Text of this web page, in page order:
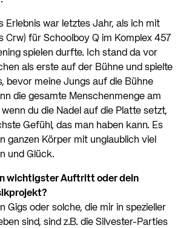
Erlebnis war letztes Jahr, als ich mit
Crw) für Schoolboy Q im Komplex 457
spielen durfte. Ich stand da vor
als erste auf der Bühne und spielte
bevor meine Jungs auf die Bühne
die gesamte Menschenmenge am
du die Nadel auf die Platte setzt,
Gefühl, das man haben kann. Es
ganzen Körper mit unglaublich viel
und Glück.
wichtigster Auftritt oder dein
Gigs oder solche, die mir in spezieller
sind, sind z.B. die Silvester-Parties